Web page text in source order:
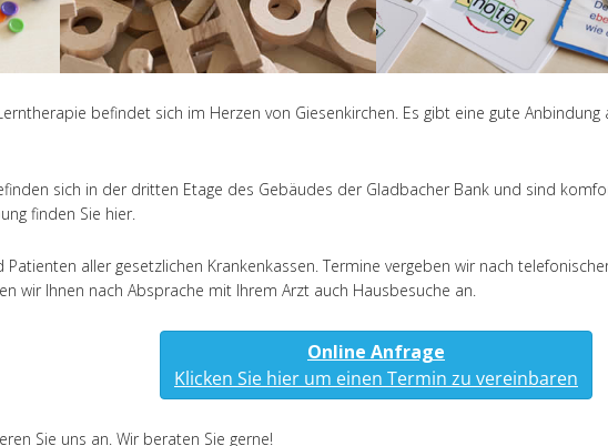
befindet sich im Herzen von Giesenkirchen. Es gibt eine gute
sich in der dritten Etage des Gebäudes der Gladbacher Bank und sind
finden Sie hier.
aller gesetzlichen Krankenkassen. Termine vergeben wir nach
wir Ihnen nach Absprache mit Ihrem Arzt auch Hausbesuche an.
Online Anfrage
Klicken Sie hier um einen Termin zu vereinbaren
Sie uns an. Wir beraten Sie gerne!